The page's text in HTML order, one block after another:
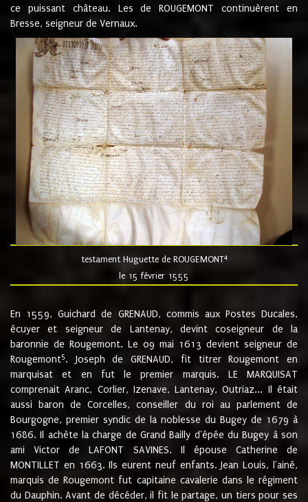
ce puissant château. Les de ROUGEMONT continuèrent en
Bresse, seigneur de Vernaux.
testament Huguette de ROUGEMONT4
le 15 février 1555
En 1559, Guichard de GRENAUD, commis aux Postes Ducales,
écuyer et seigneur de Lantenay, devint coseigneur de la
baronnie de Rougemont. Le 09 mai 1613 devient seigneur de
Rougemont5. Joseph de GRENAUD, fit titrer Rougemont en
marquisat et en fut le premier marquis. LE MARQUISAT
comprenait Aranc, Corlier, Izenave, Lantenay, Outriaz... Il était
aussi baron de Corcelles, conseiller du roi au parlement de
Bourgogne, premier syndic de la noblesse du Bugey de 1679 à
1686. Il achète la charge de Grand Bailly d'épée du Bugey à son
ami Victor de LAFONT SAVINES. Il épouse Catherine de
MONTILLET en 1663. Ils eurent neuf enfants. Jean Louis, l'ainé,
marquis de Rougemont fut capitaine cavalerie dans le régiment
du Dauphin. Avant de décéder, il fit le partage, un tiers pour ses